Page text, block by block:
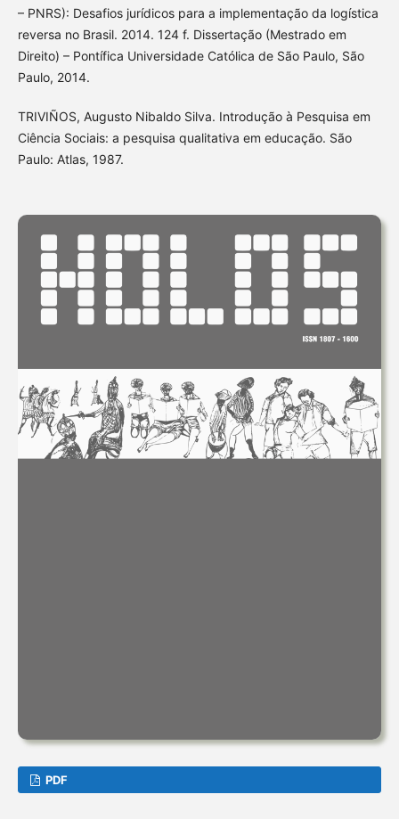
– PNRS): Desafios jurídicos para a implementação da logística
reversa no Brasil. 2014. 124 f. Dissertação (Mestrado em
Direito) – Pontífica Universidade Católica de São Paulo, São
Paulo, 2014.
TRIVIÑOS, Augusto Nibaldo Silva. Introdução à Pesquisa em
Ciência Sociais: a pesquisa qualitativa em educação. São
Paulo: Atlas, 1987.
PDF